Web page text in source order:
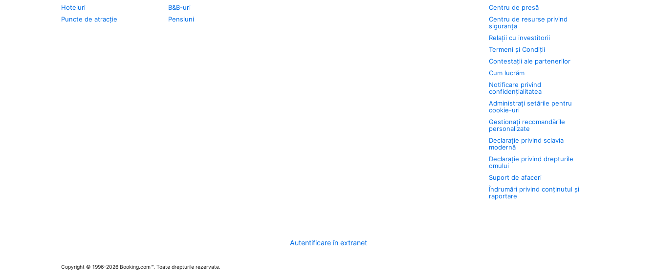
Hoteluri
Puncte de atracţie
B&B-uri
Pensiuni
Centru de presă
Centru de resurse privind
siguranța
Relații cu investitorii
Termeni și Condiții
Contestații ale partenerilor
Cum lucrăm
Notificare privind
confidențialitatea
Administrați setările pentru
cookie-uri
Gestionați recomandările
personalizate
Declarație privind sclavia
modernă
Declarație privind drepturile
omului
Suport de afaceri
Îndrumări privind conținutul și
raportare
Autentificare în extranet
Copyright © 1996–2026 Booking.com™. Toate drepturile rezervate.